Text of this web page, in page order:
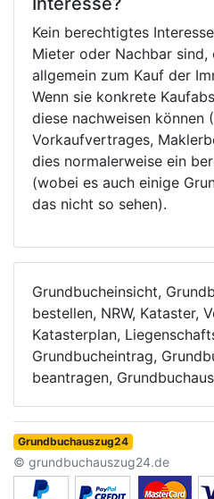
Kein berechtigtes
Mieter oder Nachbar sind,
allgemein zum Kauf der
Wenn sie konkrete
diese nachweisen können
Vorkaufvertrages,
dies normalerweise ein
(wobei es auch einige
das nicht so sehen).
Grundbucheinsicht,
bestellen, NRW, Kataster,
Katasterplan,
Grundbucheintrag,
beantragen,
Grundbuchauszug24
© grundbuchauszug24.de